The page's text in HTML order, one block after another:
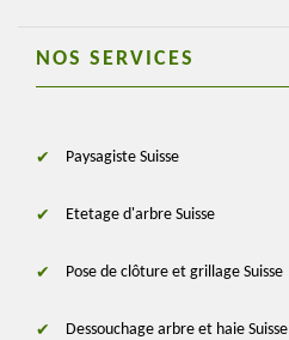
NOS SERVICES
Paysagiste Suisse
Etetage d'arbre Suisse
Pose de clôture et grillage Suisse
Dessouchage arbre et haie Suisse